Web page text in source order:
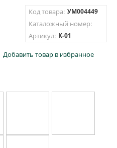
Код товара: УМ004449
Каталожный номер:
Артикул: К-01
Добавить товар в избранное